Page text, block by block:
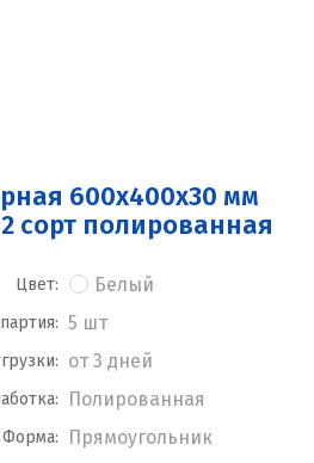
600x400x30 мм
сорт полированная
Цвет: Белый
5 шт
от 3 дней
Полированная
Форма: Прямоугольник